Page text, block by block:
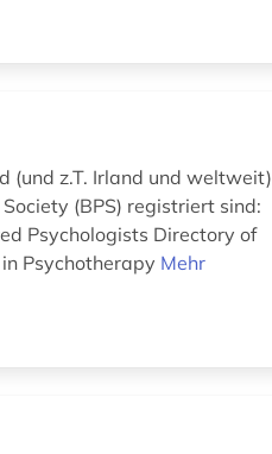
(und z.T. Irland und weltweit)
(BPS) registriert sind:
Psychologists Directory of
Psychotherapy Mehr